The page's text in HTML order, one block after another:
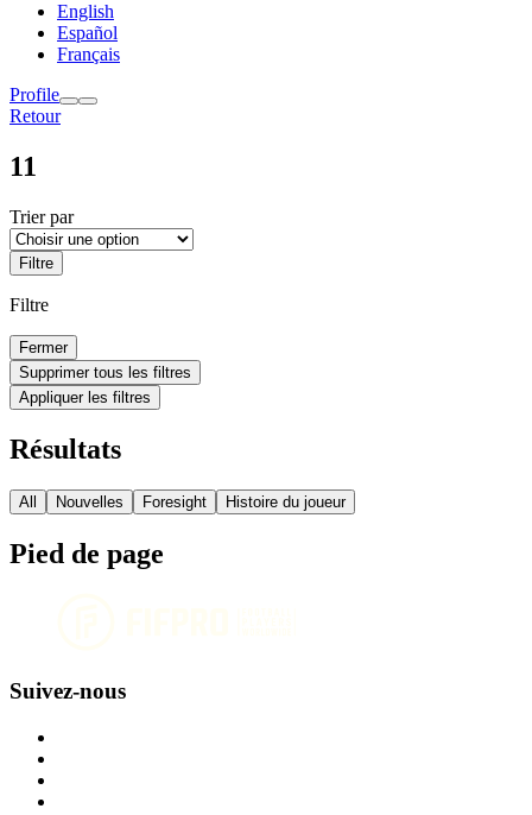
English
Español
Français
Profile
Retour
11
Trier par
Filtre
Filtre
Fermer
Supprimer tous les filtres
Appliquer les filtres
Résultats
All Nouvelles Foresight Histoire du joueur
Pied de page
Suivez-nous